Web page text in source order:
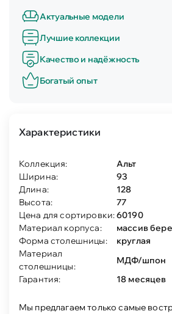
Актуальные модели
Лучшие коллекции
Качество и надёжность
Богатый опыт
Характеристики
Коллекция:
Альт
Ширина:
93
Длина:
128
Высота:
77
Цена для сортировки:60190
Материал корпуса:
массив
Форма столешницы:
круглая
Материал
столешницы:
МДФ/шпон
Гарантия:
18 месяцев
Мы предлагаем только самые